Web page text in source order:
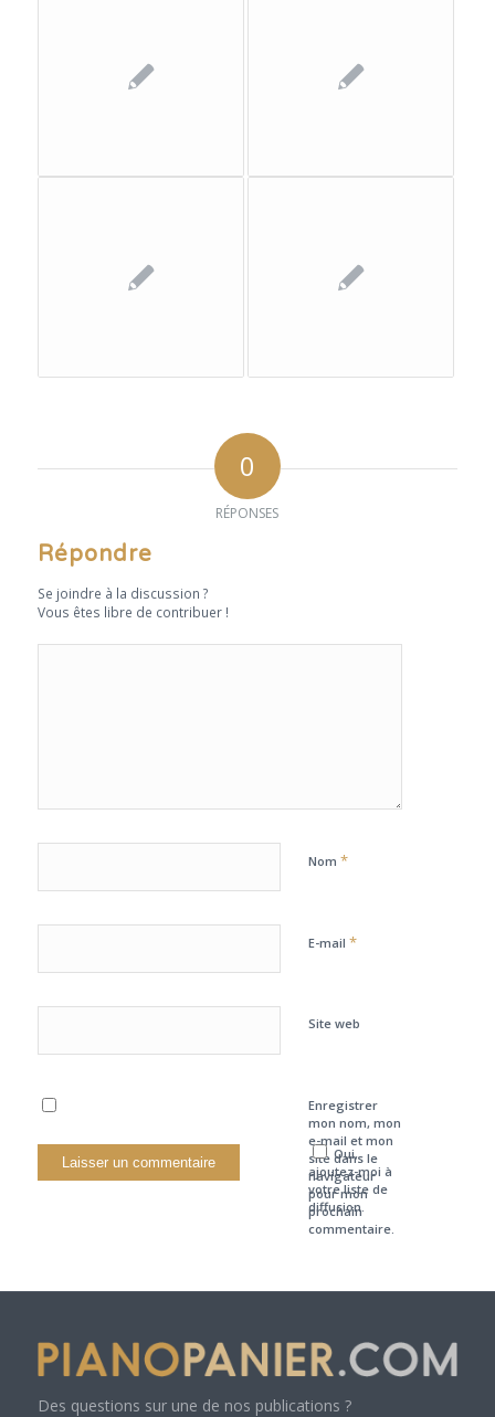
0
RÉPONSES
Répondre
Se joindre à la discussion ?
Vous êtes libre de contribuer !
Nom *
E-mail *
Site web
Enregistrer
mon nom, mon
e-mail et mon
site dans le
navigateur
pour mon
prochain
commentaire.
Oui,
ajoutez-moi à
votre liste de
diffusion.
Des questions sur une de nos publications ?